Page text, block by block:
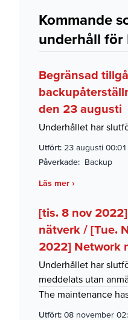
Kommande
underhåll för
Begränsad
den 23 augusti
Underhållet har
Utfört: 23 augusti 00:01
Påverkade: Backup
Läs mer ›
[tis. 8 nov
nätverk / [Tue.
2022] Network
Underhållet har
meddelats utan
The maintenance
Utfört: 08 november